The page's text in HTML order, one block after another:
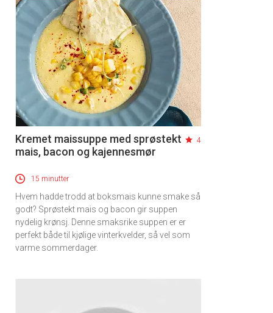
Kremet maissuppe med sprøstekt
mais, bacon og kajennesmør
4
15 minutter
Hvem hadde trodd at boksmais kunne smake så
godt? Sprøstekt mais og bacon gir suppen
nydelig krønsj. Denne smaksrike suppen er er
perfekt både til kjølige vinterkvelder, så vel som
varme sommerdager.